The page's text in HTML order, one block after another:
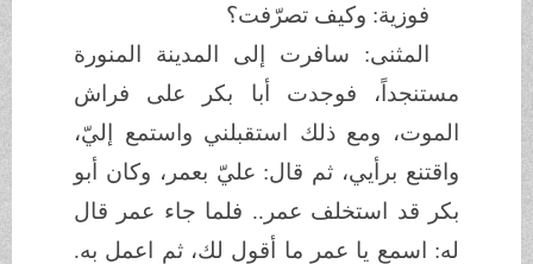
فوزية: وكيف تصرّفت؟
المثنى: سافرت إلى المدينة المنورة
مستنجداً، فوجدت أبا بكر على فراش
الموت، ومع ذلك استقبلني واستمع إليّ،
واقتنع برأيي، ثم قال: عليّ بعمر، وكان أبو
بكر قد استخلف عمر.. فلما جاء عمر قال
له: اسمع يا عمر ما أقول لك، ثم اعمل به.